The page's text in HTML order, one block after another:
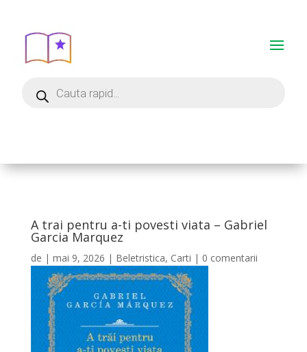
A trai pentru a-ti povesti viata – Gabriel
Garcia Marquez
de | mai 9, 2026 | Beletristica, Carti | 0 comentarii